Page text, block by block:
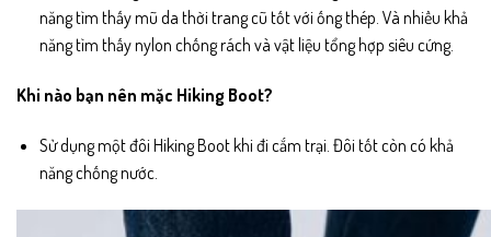
năng tìm thấy mũ da thời trang cũ tốt với ống thép. Và nhiều khả
năng tìm thấy nylon chống rách và vật liệu tổng hợp siêu cứng.
Khi nào bạn nên mặc Hiking Boot?
Sử dụng một đôi Hiking Boot khi đi cắm trại. Đôi tốt còn có khả
năng chống nước.